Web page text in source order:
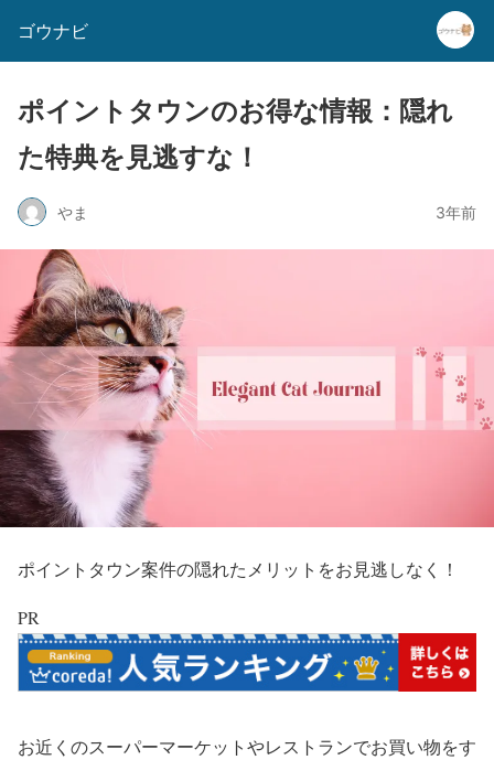
ゴウナビ
ポイントタウンのお得な情報：隠れ
た特典を見逃すな！
やま 3年前
ポイントタウン案件の隠れたメリットをお見逃しなく！
PR
お近くのスーパーマーケットやレストランでお買い物をす